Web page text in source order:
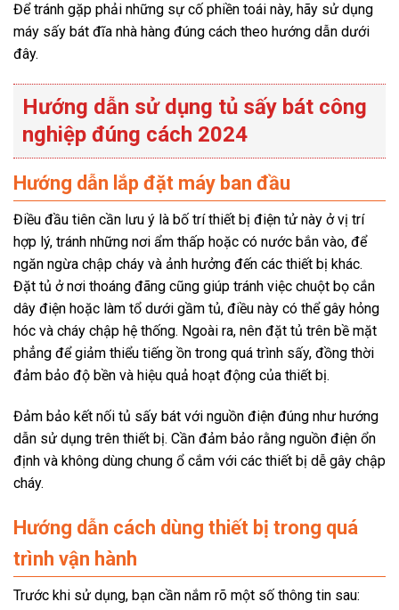
Để tránh gặp phải những sự cố phiền toái này, hãy sử dụng
máy sấy bát đĩa nhà hàng đúng cách theo hướng dẫn dưới
đây.
Hướng dẫn sử dụng tủ sấy bát công
nghiệp đúng cách 2024
Hướng dẫn lắp đặt máy ban đầu
Điều đầu tiên cần lưu ý là bố trí thiết bị điện tử này ở vị trí
hợp lý, tránh những nơi ẩm thấp hoặc có nước bắn vào, để
ngăn ngừa chập cháy và ảnh hưởng đến các thiết bị khác.
Đặt tủ ở nơi thoáng đãng cũng giúp tránh việc chuột bọ cắn
dây điện hoặc làm tổ dưới gầm tủ, điều này có thể gây hỏng
hóc và cháy chập hệ thống. Ngoài ra, nên đặt tủ trên bề mặt
phẳng để giảm thiểu tiếng ồn trong quá trình sấy, đồng thời
đảm bảo độ bền và hiệu quả hoạt động của thiết bị.
Đảm bảo kết nối tủ sấy bát với nguồn điện đúng như hướng
dẫn sử dụng trên thiết bị. Cần đảm bảo rằng nguồn điện ổn
định và không dùng chung ổ cắm với các thiết bị dễ gây chập
cháy.
Hướng dẫn cách dùng thiết bị trong quá
trình vận hành
Trước khi sử dụng, bạn cần nắm rõ một số thông tin sau: